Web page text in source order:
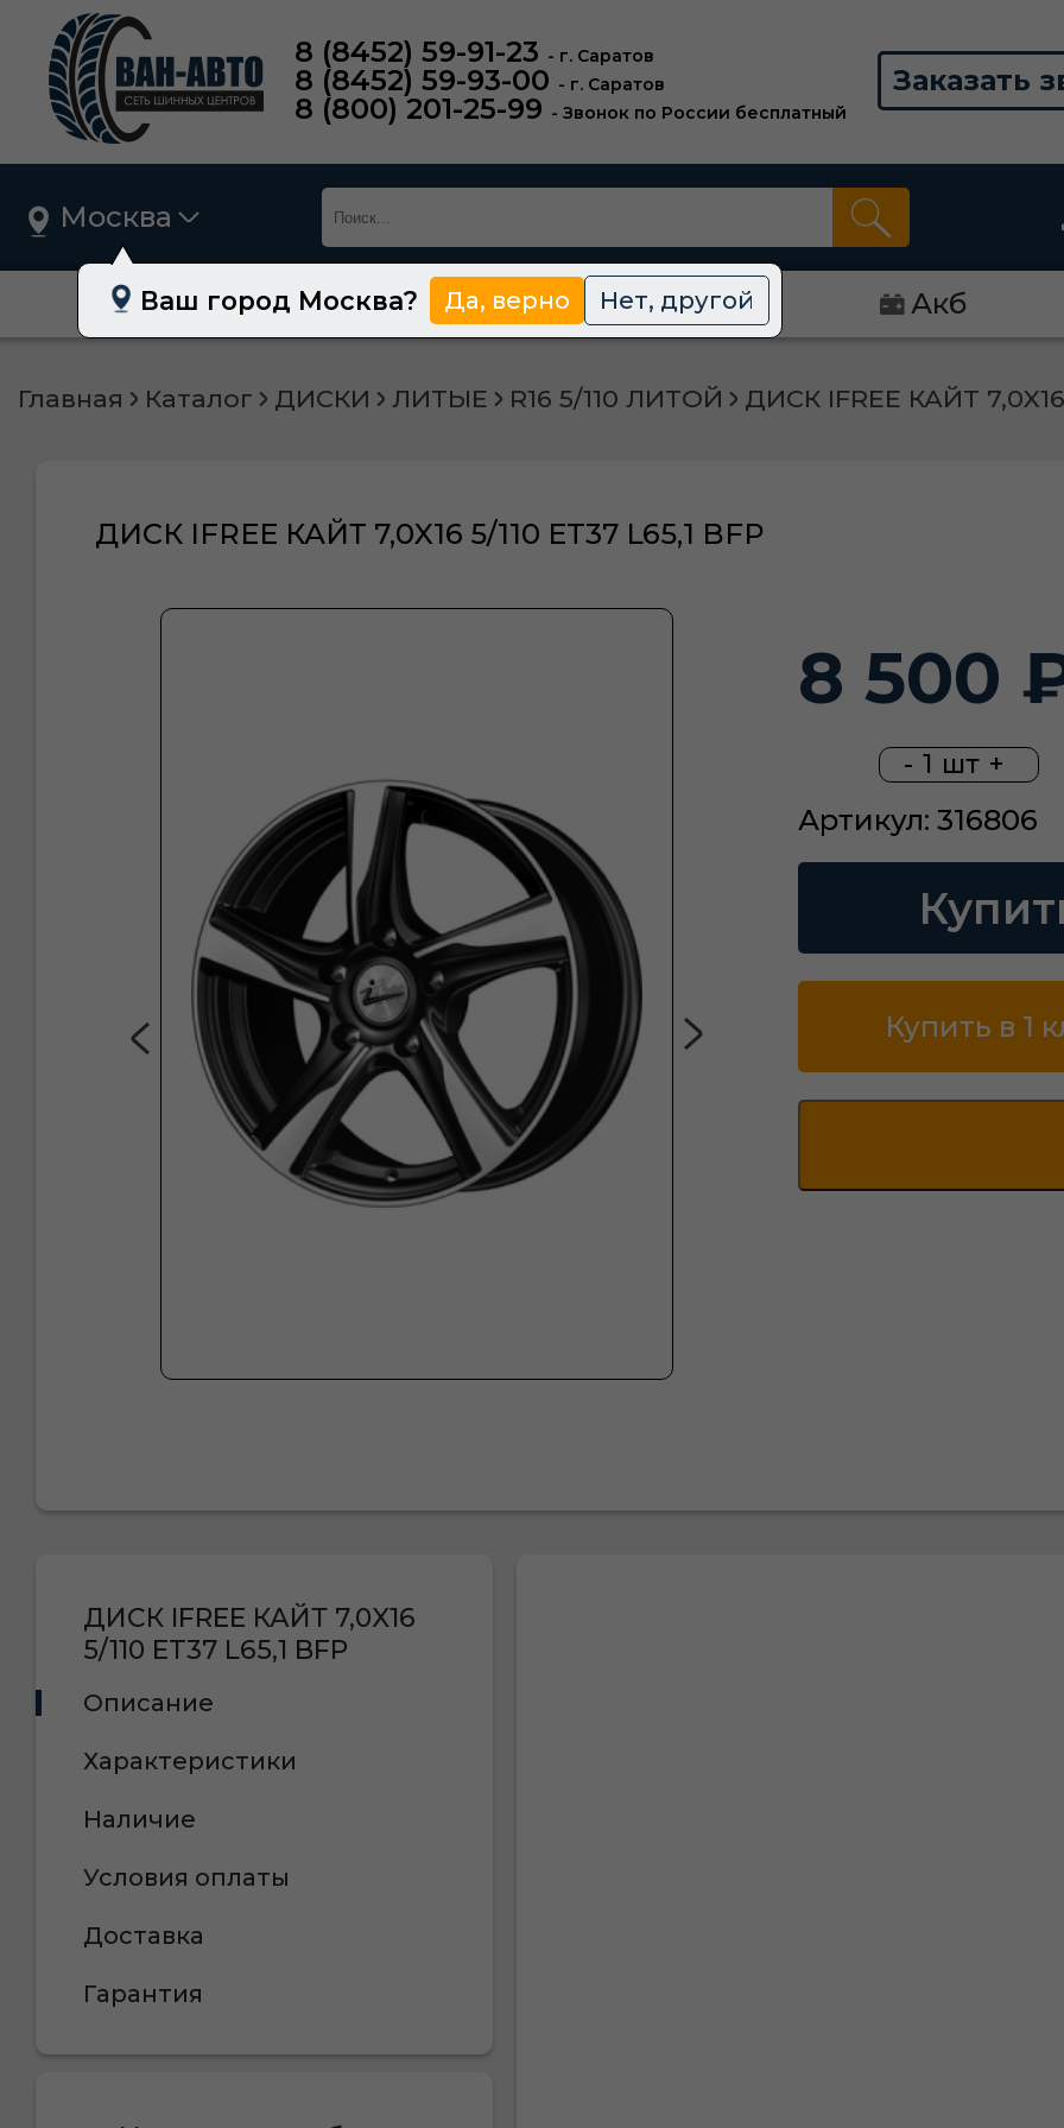
8 (8452) 59-91-23 - г. Саратов
8 (8452) 59-93-00 - г. Саратов
8 (800) 201-25-99 - Звонок по России бесплатный
Заказать
Москва
Ваш город Москва? Да, верно Нет, другой
О нас Шины Диски Акб
Главная Каталог ДИСКИ ЛИТЫЕ R16 5/110 ЛИТОЙ ДИСК IFREE КАЙТ 7,0X16
ДИСК IFREE КАЙТ 7,0X16 5/110 ET37 L65,1 BFP
8 500
- 1 шт +
Артикул: 316806
Купить в 1
ДИСК IFREE КАЙТ 7,0X16
5/110 ET37 L65,1 BFP
Описание
Характеристики
Наличие
Условия оплаты
Доставка
Гарантия